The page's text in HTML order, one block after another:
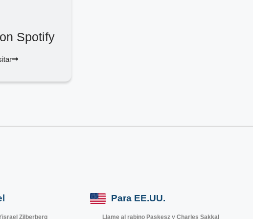
Spotify
Zilberberg
Para EE.UU.
Llame al rabino Paskesz y Charles Sakkal